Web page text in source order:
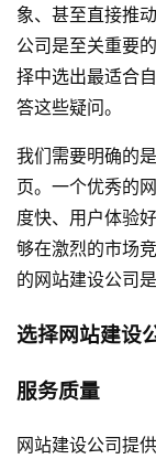
象、甚至直接推
公司是至关重要的
择中选出最适合
答这些疑问。
我们需要明确的是
页。一个优秀的
度快、用户体验
够在激烈的市场
的网站建设公司
选择网站建设
服务质量
网站建设公司提